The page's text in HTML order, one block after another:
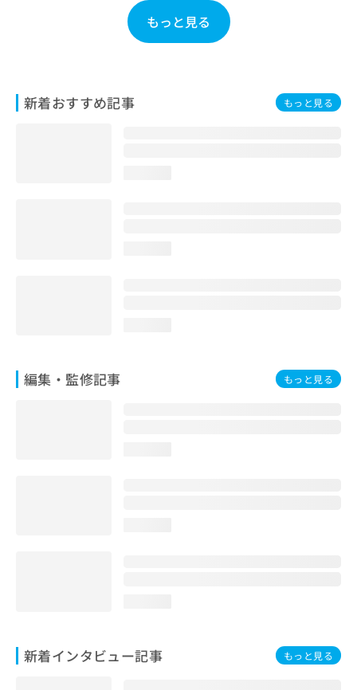
もっと見る
新着おすすめ記事 もっと見る
編集・監修記事 もっと見る
新着インタビュー記事 もっと見る
は